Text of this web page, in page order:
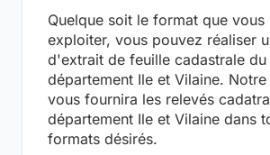
Quelque soit le format que vous
exploiter, vous pouvez réaliser
d'extrait de feuille cadastrale du
département Ile et Vilaine.
vous fournira les relevés
département Ile et Vilaine dans
formats désirés.